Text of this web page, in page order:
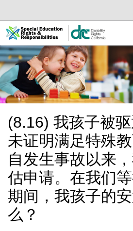
Main
Content
sub
navigation
Search for:
(8.16) 我孩子被
未证明满足特殊
自发生事故以来
估申请。在我们
期间，我孩子的
么？